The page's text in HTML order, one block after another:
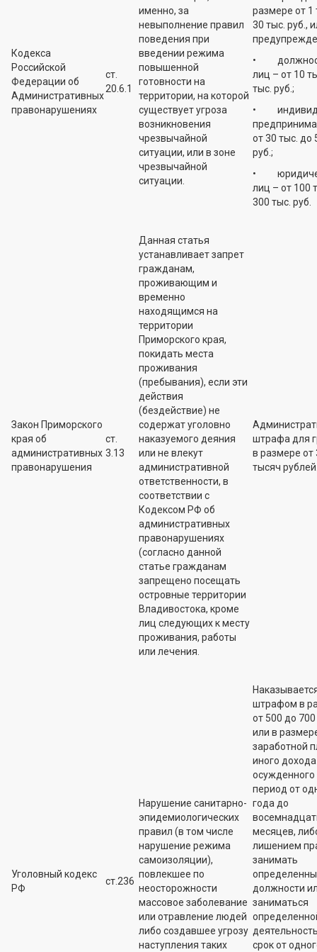
Кодекса
Российской
Федерации об
Административных
правонарушениях
ст.
20.6.1
именно, за
невыполнение правил
поведения при
введении режима
повышенной
готовности на
территории, на которой
существует угроза
возникновения
чрезвычайной
ситуации, или в зоне
чрезвычайной
ситуации.
размере от 1
30 тыс. руб.,
•
лиц – от 10
тыс. руб.;
•
от 30 тыс. до
руб.;
•
лиц – от 100
300 тыс. руб.
Закон Приморского
края об
административных
правонарушения
ст.
3.13
Данная статья
устанавливает запрет
гражданам,
проживающим и
временно
находящимся на
территории
Приморского края,
покидать места
проживания
(пребывания), если эти
действия
(бездействие) не
содержат уголовно
наказуемого деяния
или не влекут
административной
ответственности, в
соответствии с
Кодексом РФ об
административных
правонарушениях
(согласно данной
статье гражданам
запрещено посещать
островные территории
Владивостока, кроме
лиц следующих к месту
проживания, работы
или лечения.
штрафа для
в размере от
тысяч
Уголовный кодекс
РФ
ст.236
Нарушение санитарно-
эпидемиологических
правил (в том числе
нарушение режима
самоизоляции),
повлекшее по
неосторожности
массовое заболевание
или отравление людей
либо создавшее угрозу
наступления таких
штрафом в
от 500 до 700
или в
заработной
иного дохода
осужденного
период от
года до
месяцев,
лишением
занимать
должности
заниматься
срок от